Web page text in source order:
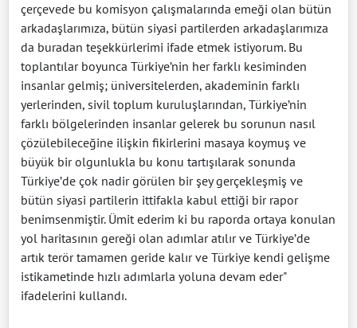
çerçevede bu komisyon çalışmalarında emeği olan bütün
arkadaşlarımıza, bütün siyasi partilerden arkadaşlarımıza
da buradan teşekkürlerimi ifade etmek istiyorum. Bu
toplantılar boyunca Türkiye’nin her farklı kesiminden
insanlar gelmiş; üniversitelerden, akademinin farklı
yerlerinden, sivil toplum kuruluşlarından, Türkiye’nin
farklı bölgelerinden insanlar gelerek bu sorunun nasıl
çözülebileceğine ilişkin fikirlerini masaya koymuş ve
büyük bir olgunlukla bu konu tartışılarak sonunda
Türkiye’de çok nadir görülen bir şey gerçekleşmiş ve
bütün siyasi partilerin ittifakla kabul ettiği bir rapor
benimsenmiştir. Ümit ederim ki bu raporda ortaya konulan
yol haritasının gereği olan adımlar atılır ve Türkiye’de
artık terör tamamen geride kalır ve Türkiye kendi gelişme
istikametinde hızlı adımlarla yoluna devam eder"
ifadelerini kullandı.